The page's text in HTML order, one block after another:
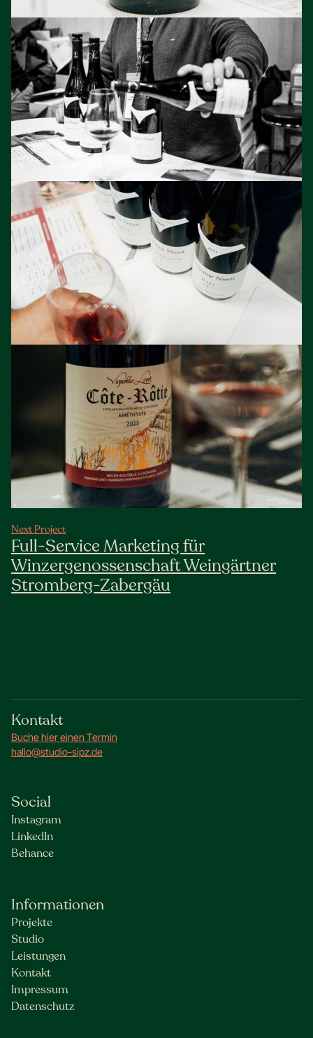
Next Project
Full-Service Marketing für
Winzergenossenschaft Weingärtner
Stromberg-Zabergäu
Kontakt
Buche hier einen Termin
hallo@studio-sipz.de
Social
Instagram
LinkedIn
Behance
Informationen
Projekte
Studio
Leistungen
Kontakt
Impressum
Datenschutz